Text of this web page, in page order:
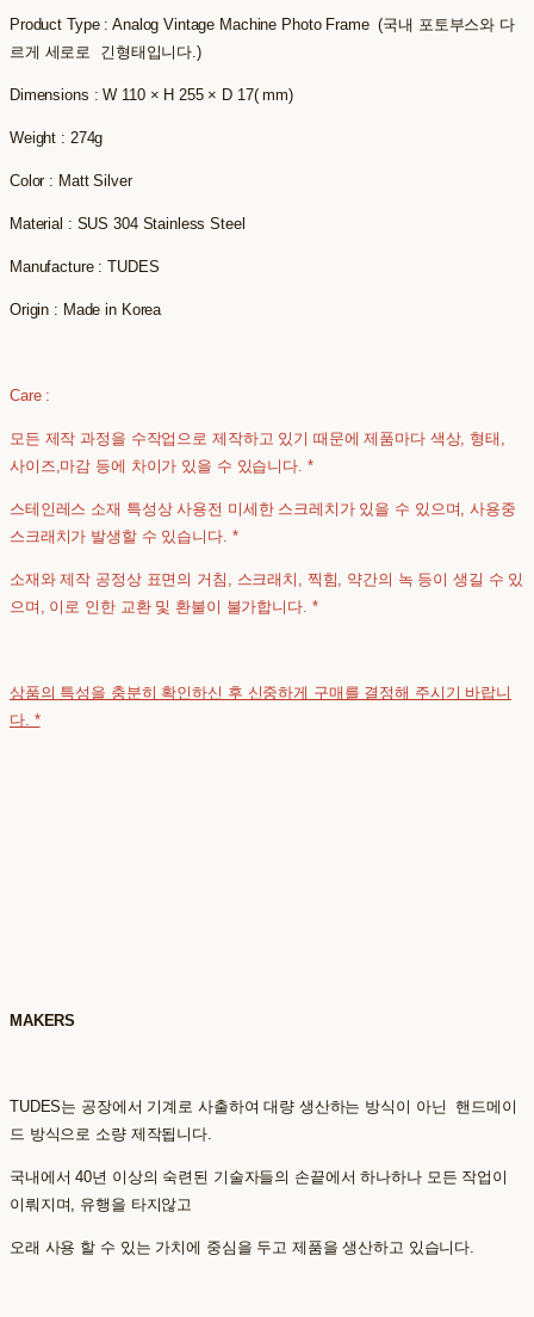
Product Type : Analog Vintage Machine Photo Frame (국내 포토부스와 다
르게 세로로 긴형태입니다.)
Dimensions : W 110 × H 255 × D 17( mm)
Weight : 274g
Color : Matt Silver
Material : SUS 304 Stainless Steel
Manufacture : TUDES
Origin : Made in Korea
Care :
모든 제작 과정을 수작업으로 제작하고 있기 때문에 제품마다 색상, 형태,
사이즈,마감 등에 차이가 있을 수 있습니다. *
스테인레스 소재 특성상 사용전 미세한 스크레치가 있을 수 있으며, 사용중
스크래치가 발생할 수 있습니다. *
소재와 제작 공정상 표면의 거침, 스크래치, 찍힘, 약간의 녹 등이 생길 수 있
으며, 이로 인한 교환 및 환불이 불가합니다. *
상품의 특성을 충분히 확인하신 후 신중하게 구매를 결정해 주시기 바랍니
다. *
MAKERS
TUDES는 공장에서 기계로 사출하여 대량 생산하는 방식이 아닌 핸드메이
드 방식으로 소량 제작됩니다.
국내에서 40년 이상의 숙련된 기술자들의 손끝에서 하나하나 모든 작업이
이뤄지며, 유행을 타지않고
오래 사용 할 수 있는 가치에 중심을 두고 제품을 생산하고 있습니다.